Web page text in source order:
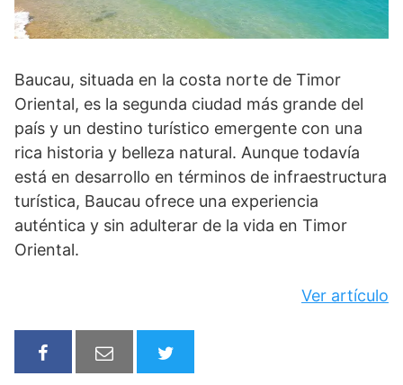
Baucau, situada en la costa norte de Timor
Oriental, es la segunda ciudad más grande del
país y un destino turístico emergente con una
rica historia y belleza natural. Aunque todavía
está en desarrollo en términos de infraestructura
turística, Baucau ofrece una experiencia
auténtica y sin adulterar de la vida en Timor
Oriental.
Ver artículo